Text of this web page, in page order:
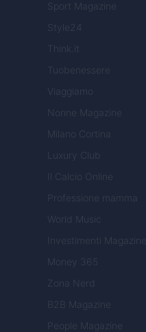
Sport Magazine
Style24
Think.it
Tuobenessere
Viaggiamo
Nonne Magazine
Milano Cortina
Luxury Club
Il Calcio Online
Professione mamma
World Music
Investimenti Magazine
Money 365
Zona Nerd
B2B Magazine
People Magazine